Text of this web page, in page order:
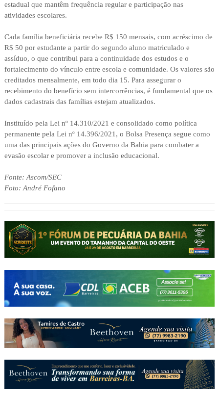
estadual que mantêm frequência regular e participação nas
atividades escolares.
Cada família beneficiária recebe R$ 150 mensais, com acréscimo de
R$ 50 por estudante a partir do segundo aluno matriculado e
assíduo, o que contribui para a continuidade dos estudos e o
fortalecimento do vínculo entre escola e comunidade. Os valores são
creditados mensalmente, em todo dia 15. Para assegurar o
recebimento do benefício sem intercorrências, é fundamental que os
dados cadastrais das famílias estejam atualizados.
Instituído pela Lei nº 14.310/2021 e consolidado como política
permanente pela Lei nº 14.396/2021, o Bolsa Presença segue como
uma das principais ações do Governo da Bahia para combater a
evasão escolar e promover a inclusão educacional.
Fonte: Ascom/SEC
Foto: André Fofano